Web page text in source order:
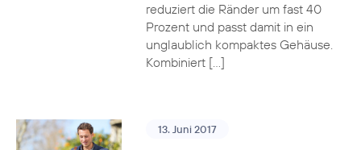
reduziert die Ränder um fast 40
Prozent und passt damit in ein
unglaublich kompaktes Gehäuse.
Kombiniert […]
13. Juni 2017